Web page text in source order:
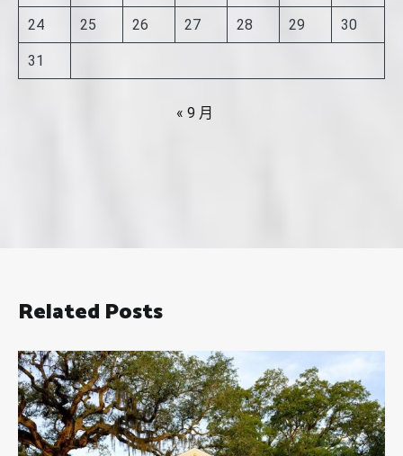
24 25 26 27 28 29 30
31
« 9 月
Related Posts